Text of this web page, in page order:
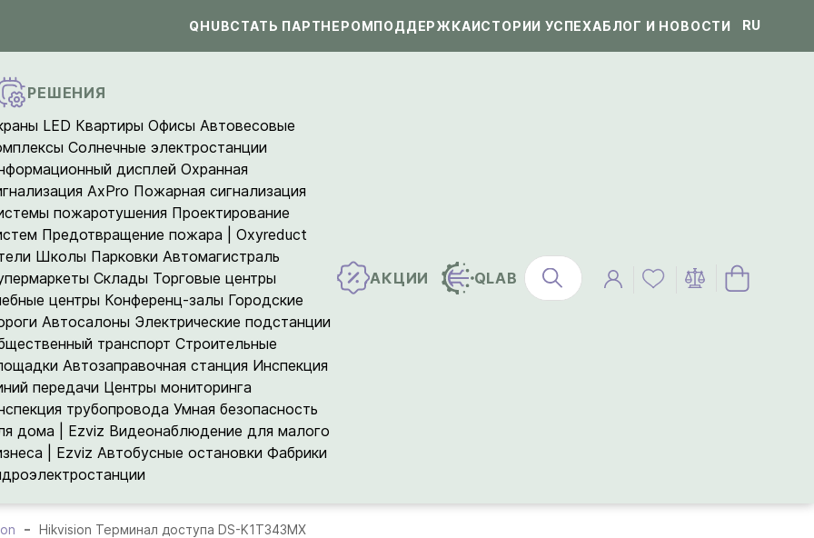
QHUBСТАТЬ ПАРТНЕРОМПОДДЕРЖКАИСТОРИИ УСПЕХАБЛОГ И НОВОСТИ RU
РЕШЕНИЯ
LED Квартиры Офисы Автовесовые
Солнечные электростанции
дисплей Охранная
AxPro Пожарная сигнализация
пожаротушения Проектирование
Предотвращение пожара | Oxyreduct
Школы Парковки Автомагистраль
Склады Торговые центры
центры Конференц-залы Городские
Автосалоны Электрические подстанции
транспорт Строительные
Автозаправочная станция Инспекция
передачи Центры мониторинга
трубопровода Умная безопасность
дома | Ezviz Видеонаблюдение для малого
| Ezviz Автобусные остановки Фабрики
АКЦИИ QLAB
Hikvision Терминал доступа DS-K1T343MX